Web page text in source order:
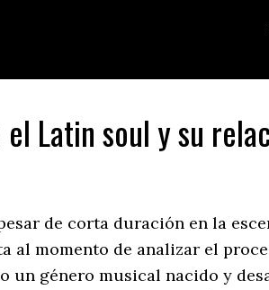
Latin soul y su
de corta duración en la
al momento de analizar el
un género musical nacido y